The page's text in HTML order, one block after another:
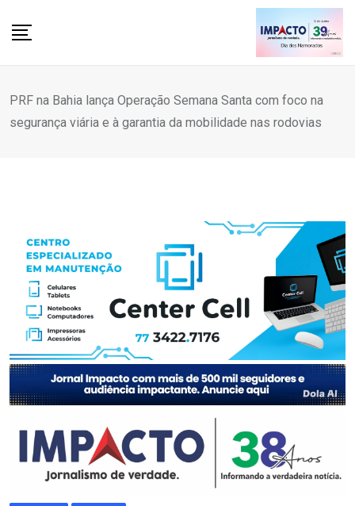
PRF na Bahia lança Operação Semana Santa com foco na
segurança viária e à garantia da mobilidade nas rodovias